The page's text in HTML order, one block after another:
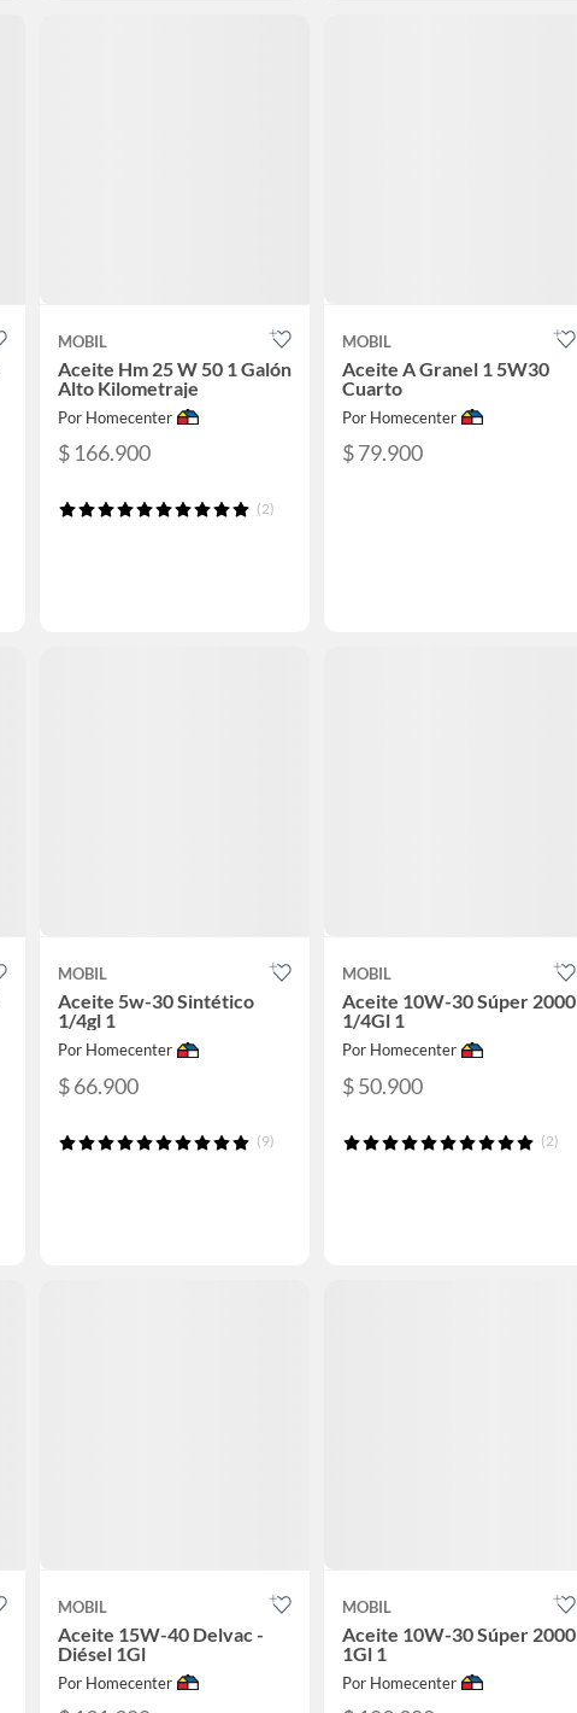
MOBIL
Aceite Hm 25 W 50 1 Galón
Alto Kilometraje
Por Homecenter
$ 166.900
(2)
MOBIL
Aceite A Granel 1 5W30
Cuarto
Por Homecenter
$ 79.900
MOBIL
Aceite 5w-30 Sintético
1/4gl 1
Por Homecenter
$ 66.900
(9)
MOBIL
Aceite 10W-30 Súper 2000
1/4Gl 1
Por Homecenter
$ 50.900
(2)
MOBIL
Aceite 15W-40 Delvac -
Diésel 1Gl
Por Homecenter
MOBIL
Aceite 10W-30 Súper 2000
1Gl 1
Por Homecenter